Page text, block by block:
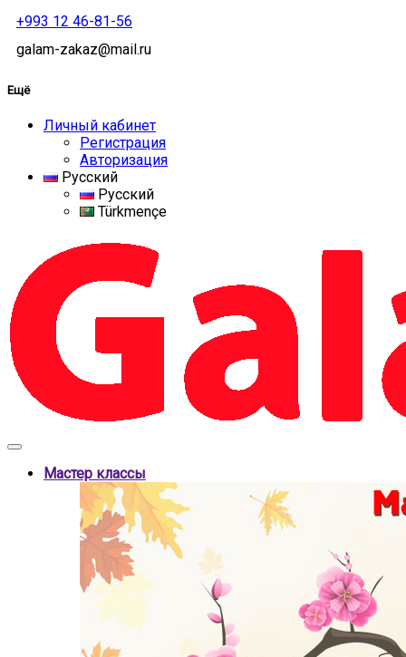
+993 12 46-81-56
galam-zakaz@mail.ru
Ещё
Личный кабинет
Регистрация
Авторизация
Русский
Русский
Türkmençe
Мастер классы